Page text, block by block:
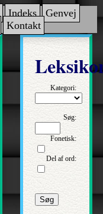
Indeks
Genvej
Kontakt
Kategori:
Søg:
Fonetisk:
Del af ord:
Søg